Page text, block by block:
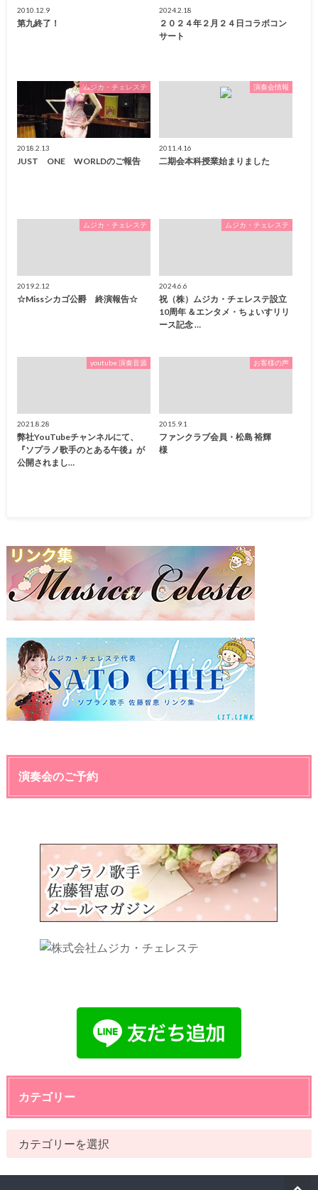
2010.12.9
第九終了！
2024.2.18
２０２４年２月２４日コラボコン
サート
ムジカ・チェレステ
2018.2.13
JUST ONE WORLDのご報告
演奏会情報
2011.4.16
二期会本科授業始まりました
ムジカ・チェレステ
2019.2.12
☆Missシカゴ公爵 終演報告☆
ムジカ・チェレステ
2024.6.6
祝（株）ムジカ・チェレステ設立
10周年 ＆エンタメ・ちょいすリリ
ース記念 …
youtube 演奏音源
2021.8.28
弊社YouTubeチャンネルにて、
『ソプラノ歌手のとある午後』が
公開されまし…
お客様の声
2015.9.1
ファンクラブ会員・松島 裕輝
様
演奏会のご予約
カテゴリー